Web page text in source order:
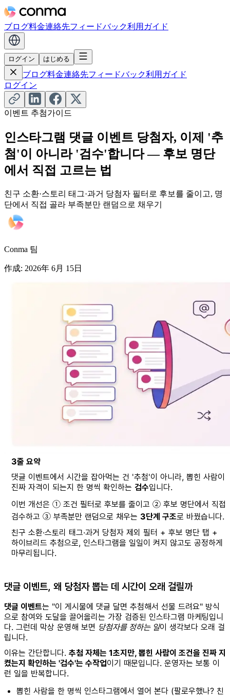
ブログ料金連絡先フィードバック利用ガイド
ログイン はじめる
ブログ料金連絡先フィードバック利用ガイド
ログイン
이벤트 추첨가이드
인스타그램 댓글 이벤트 당첨자, 이제 '추
첨'이 아니라 '검수'합니다 — 후보 명단
에서 직접 고르는 법
친구 소환·스토리 태그·과거 당첨자 필터로 후보를 줄이고, 명
단에서 직접 골라 부족분만 랜덤으로 채우기
Conma 팀
作成: 2026年 6月 15日
3줄 요약
댓글 이벤트에서 시간을 잡아먹는 건 '추첨'이 아니라, 뽑힌 사람이
진짜 자격이 되는지 한 명씩 확인하는 검수입니다.
이번 개선은 ① 조건 필터로 후보를 줄이고 ② 후보 명단에서 직접
검수하고 ③ 부족분만 랜덤으로 채우는 3단계 구조로 바꿨습니다.
친구 소환·스토리 태그·과거 당첨자 제외 필터 + 후보 명단 탭 +
하이브리드 추첨으로, 인스타그램을 일일이 켜지 않고도 공정하게
마무리됩니다.
댓글 이벤트, 왜 당첨자 뽑는 데 시간이 오래 걸릴까
댓글 이벤트는 "이 게시물에 댓글 달면 추첨해서 선물 드려요" 방식
으로 참여와 도달을 끌어올리는 가장 검증된 인스타그램 마케팅입니
다. 그런데 막상 운영해 보면 당첨자를 정하는 일이 생각보다 오래 걸
립니다.
이유는 간단합니다. 추첨 자체는 1초지만, 뽑힌 사람이 조건을 진짜 지
켰는지 확인하는 '검수'는 수작업이기 때문입니다. 운영자는 보통 이
런 일을 반복합니다.
뽑힌 사람을 한 명씩 인스타그램에서 열어 본다 (팔로우했나? 친